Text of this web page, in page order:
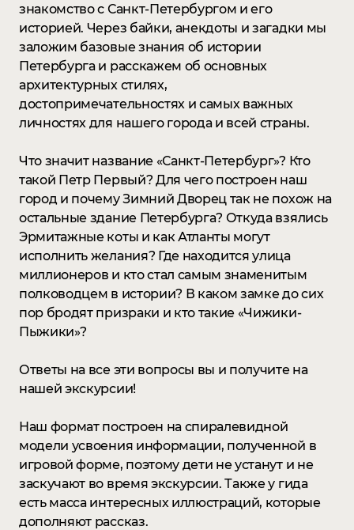
знакомство с Санкт-Петербургом и его
историей. Через байки, анекдоты и загадки мы
заложим базовые знания об истории
Петербурга и расскажем об основных
архитектурных стилях,
достопримечательностях и самых важных
личностях для нашего города и всей страны.
Что значит название «Санкт-Петербург»? Кто
такой Петр Первый? Для чего построен наш
город и почему Зимний Дворец так не похож на
остальные здание Петербурга? Откуда взялись
Эрмитажные коты и как Атланты могут
исполнить желания? Где находится улица
миллионеров и кто стал самым знаменитым
полководцем в истории? В каком замке до сих
пор бродят призраки и кто такие «Чижики-
Пыжики»?
Ответы на все эти вопросы вы и получите на
нашей экскурсии!
Наш формат построен на спиралевидной
модели усвоения информации, полученной в
игровой форме, поэтому дети не устанут и не
заскучают во время экскурсии. Также у гида
есть масса интересных иллюстраций, которые
дополняют рассказ.